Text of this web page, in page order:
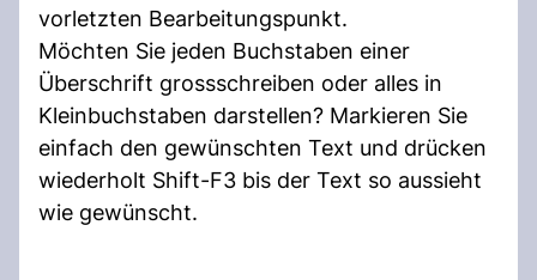
vorletzten Bearbeitungspunkt.
Möchten Sie jeden Buchstaben einer
Überschrift grossschreiben oder alles in
Kleinbuchstaben darstellen? Markieren Sie
einfach den gewünschten Text und drücken
wiederholt Shift-F3 bis der Text so aussieht
wie gewünscht.